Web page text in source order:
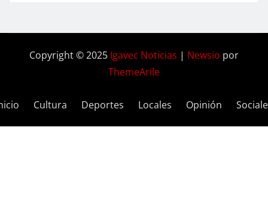
Copyright © 2025 Igavec Noticias | Newsio por
ThemeArile
Cultura Deportes Locales Opinión